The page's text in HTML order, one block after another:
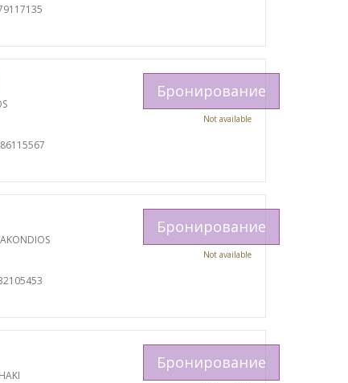
Бронирование
Not available
Бронирование
Not available
Бронирование